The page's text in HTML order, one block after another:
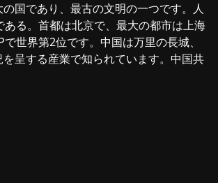
国であり、最古の文明の一つです。人
ある。首都は北京で、最大の都市は上海
世界第2位です。中国は万里の長城、
呈する産業で知られています。中国共